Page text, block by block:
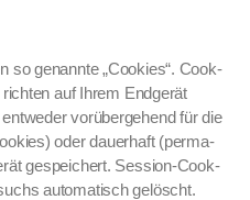
so genan­nte „Cook­ies“. Cook­
auf Ihrem Endgerät
vorüberge­hend für die
oder dauer­haft (per­ma­
gespe­ichert. Ses­sion-Cook­
automa­tisch gelöscht.